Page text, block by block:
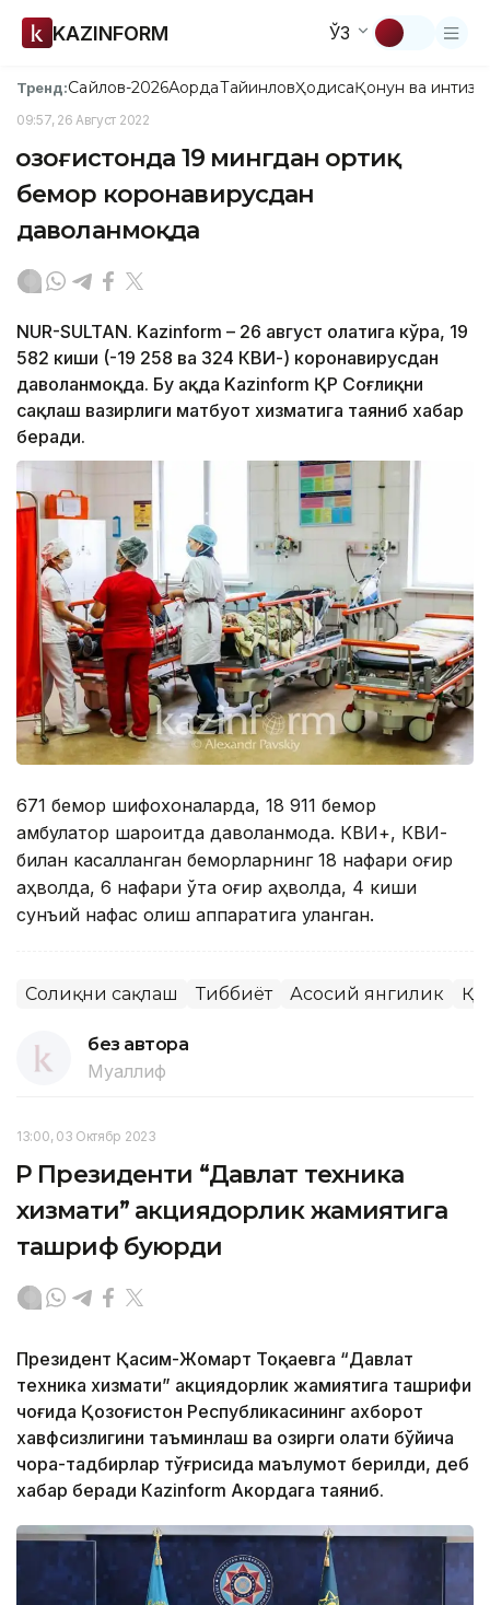
KAZINFORM ЎЗ
Тренд:Сайлов-2026АқордаТайинловҲодисаҚонун ва
09:57, 26 Август 2022
Қозоғистонда 19 мингдан ортиқ
бемор коронавирусдан
даволанмоқда
NUR-SULTAN. Kazinform – 26 август ҳолатига кўра, 19
582 киши (-19 258 ва 324 КВИ-) коронавирусдан
даволанмоқда. Бу ҳақда Kazinform ҚР Соғлиқни
сақлаш вазирлиги матбуот хизматига таяниб хабар
беради.
671 бемор шифохоналарда, 18 911 бемор
амбулатор шароитда даволанмоқда. КВИ+, КВИ-
билан касалланган беморларнинг 18 нафари оғир
аҳволда, 6 нафари ўта оғир аҳволда, 4 киши
сунъий нафас олиш аппаратига уланган.
Соғлиқни сақлаш Тиббиёт Асосий янгилик ҚР
без автора
Муаллиф
13:00, 03 Октябр 2023
ҚР Президенти “Давлат техника
хизмати” акциядорлик жамиятига
ташриф буюрди
Президент Қасим-Жомарт Тоқаевга “Давлат
техника хизмати” акциядорлик жамиятига ташрифи
чоғида Қозоғистон Республикасининг ахборот
хавфсизлигини таъминлаш ва ҳозирги ҳолати бўйича
чора-тадбирлар тўғрисида маълумот берилди, деб
хабар беради Каzinform Акордага таяниб.